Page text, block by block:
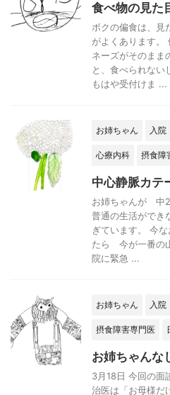
食べ物の見た
ボクの偏食は、見
がよくあります。
ネーズがそのまま
と、食べられない
もはや受付けま ...
お姉ちゃん 入院
心療内科 摂食障
中心静脈カテ
お姉ちゃんが 中
普通の生活ができ
ぎています。 今
たら 今が一番の
院に緊急 ...
お姉ちゃん 入院
摂食障害専門医
お姉ちゃんな
3月18日 今回の面
治医は「お母様だ